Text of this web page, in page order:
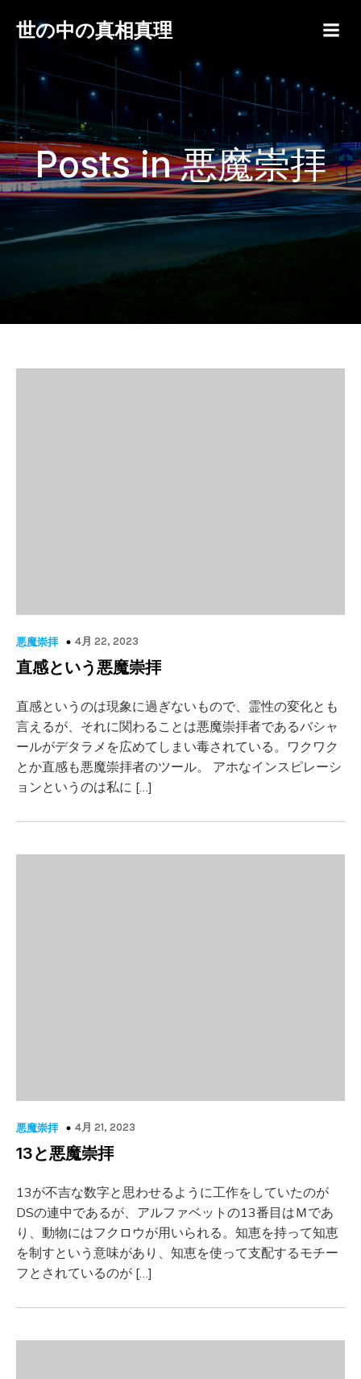
世の中の真相真理
Posts in 悪魔崇拝
悪魔崇拝 4月 22, 2023
直感という悪魔崇拝
直感というのは現象に過ぎないもので、霊性の変化とも
言えるが、それに関わることは悪魔崇拝者であるバシャ
ールがデタラメを広めてしまい毒されている。ワクワク
とか直感も悪魔崇拝者のツール。 アホなインスピレーシ
ョンというのは私に […]
悪魔崇拝 4月 21, 2023
13と悪魔崇拝
13が不吉な数字と思わせるように工作をしていたのが
DSの連中であるが、アルファベットの13番目はＭであ
り、動物にはフクロウが用いられる。知恵を持って知恵
を制すという意味があり、知恵を使って支配するモチー
フとされているのが […]